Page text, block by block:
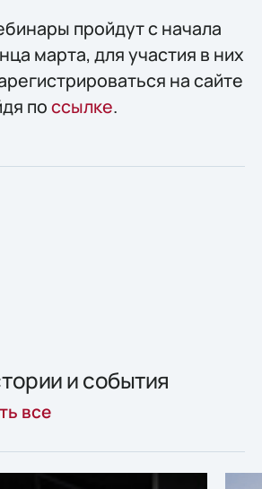
пройдут с начала
марта, для участия в них
на сайте
поссылке.
и события
все